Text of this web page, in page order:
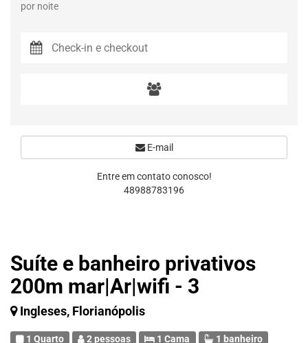
Suíte e banheiro privativos
200m mar|Ar|wifi - 3
Ingleses, Florianópolis
1 Quarto 2 pessoas 1 Cama
1 banheiro
por noite
E-mail
Entre em contato conosco!
48988783196